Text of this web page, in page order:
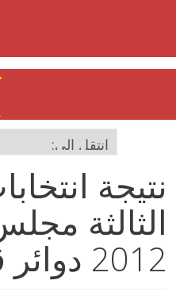
نتيجة
الثالثة
2012 دوائر قنا